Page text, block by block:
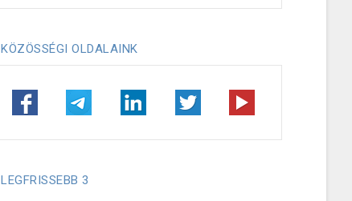
KÖZÖSSÉGI OLDALAINK
LEGFRISSEBB 3